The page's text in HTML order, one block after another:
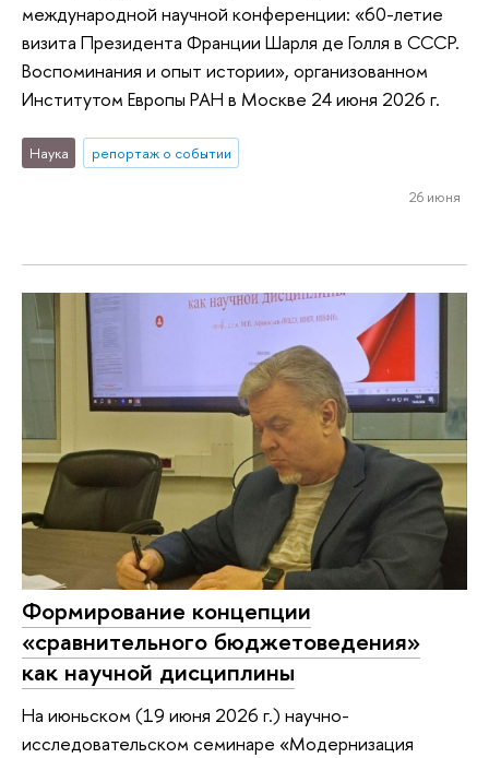
международной научной конференции: «60-летие
визита Президента Франции Шарля де Голля в СССР.
Воспоминания и опыт истории», организованном
Институтом Европы РАН в Москве 24 июня 2026 г.
Наука репортаж о событии
26 июня
Формирование концепции
«сравнительного бюджетоведения»
как научной дисциплины
На июньском (19 июня 2026 г.) научно-
исследовательском семинаре «Модернизация